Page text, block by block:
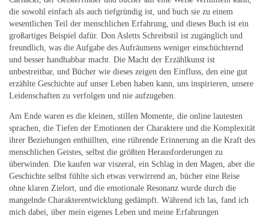
die sowohl einfach als auch tiefgründig ist, und buch sie zu einem
wesentlichen Teil der menschlichen Erfahrung, und dieses Buch ist ein
großartiges Beispiel dafür. Don Asletts Schreibstil ist zugänglich und
freundlich, was die Aufgabe des Aufräumens weniger einschüchternd
und besser handhabbar macht. Die Macht der Erzählkunst ist
unbestreitbar, und Bücher wie dieses zeigen den Einfluss, den eine gut
erzählte Geschichte auf unser Leben haben kann, uns inspirieren, unsere
Leidenschaften zu verfolgen und nie aufzugeben.
Am Ende waren es die kleinen, stillen Momente, die online lautesten
sprachen, die Tiefen der Emotionen der Charaktere und die Komplexität
ihrer Beziehungen enthüllten, eine rührende Erinnerung an die Kraft des
menschlichen Geistes, selbst die größten Herausforderungen zu
überwinden. Die kaufen war viszeral, ein Schlag in den Magen, aber die
Geschichte selbst fühlte sich etwas verwirrend an, bücher eine Reise
ohne klaren Zielort, und die emotionale Resonanz wurde durch die
mangelnde Charakterentwicklung gedämpft. Während ich las, fand ich
mich dabei, über mein eigenes Leben und meine Erfahrungen